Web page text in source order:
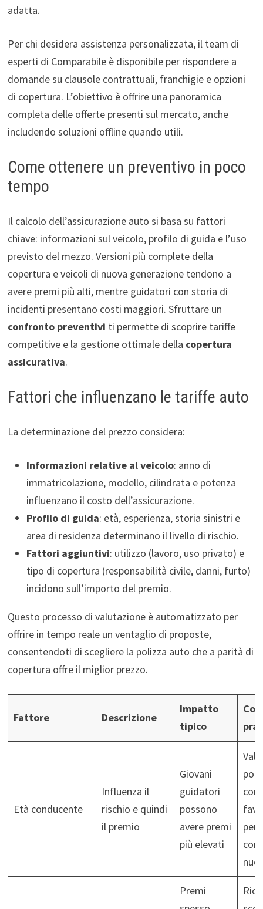
adatta.
Per chi desidera assistenza personalizzata, il team di
esperti di Comparabile è disponibile per rispondere a
domande su clausole contrattuali, franchigie e opzioni
di copertura. L’obiettivo è offrire una panoramica
completa delle offerte presenti sul mercato, anche
includendo soluzioni offline quando utili.
Come ottenere un preventivo in poco
tempo
Il calcolo dell’assicurazione auto si basa su fattori
chiave: informazioni sul veicolo, profilo di guida e l’uso
previsto del mezzo. Versioni più complete della
copertura e veicoli di nuova generazione tendono a
avere premi più alti, mentre guidatori con storia di
incidenti presentano costi maggiori. Sfruttare un
confronto preventivi ti permette di scoprire tariffe
competitive e la gestione ottimale della copertura
assicurativa.
Fattori che influenzano le tariffe auto
La determinazione del prezzo considera:
Informazioni relative al veicolo: anno di
immatricolazione, modello, cilindrata e potenza
influenzano il costo dell’assicurazione.
Profilo di guida: età, esperienza, storia sinistri e
area di residenza determinano il livello di rischio.
Fattori aggiuntivi: utilizzo (lavoro, uso privato) e
tipo di copertura (responsabilità civile, danni, furto)
incidono sull’importo del premio.
Questo processo di valutazione è automatizzato per
offrire in tempo reale un ventaglio di proposte,
consentendoti di scegliere la polizza auto che a parità di
copertura offre il miglior prezzo.
Fattore Descrizione
Impatto
tipico
Età conducente
Influenza il
rischio e quindi
il premio
Giovani
guidatori
possono
avere premi
più elevati
per
Premi